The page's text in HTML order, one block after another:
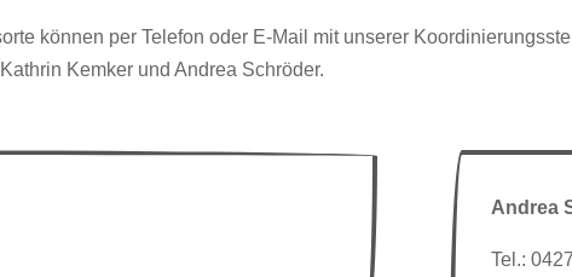
können per Telefon oder E-Mail mit unserer
Kemker und Andrea Schröder.
Andrea
Tel.: